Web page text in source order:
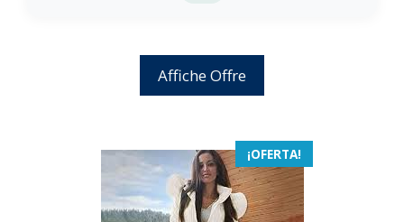
Affiche Offre
¡OFERTA!